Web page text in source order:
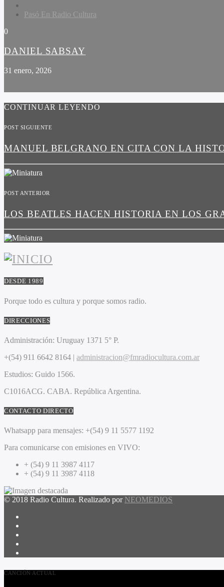
Pasó En Radio Cultura
0
DANIEL SABSAY
31 enero, 2026
CONTINUAR LEYENDO
POST SIGUIENTE
MANUEL BELGRANO EN CITA CON LA
POST ANTERIOR
LOS BEATLES HACEN HISTORIA EN LOS
DESDE 1989
Porque todo es cultura y porque somos radio.
DIRECCIONES
Administración: Uruguay 1371 5° P.
+(54) 911 6642 8164 | administracion@fmradiocultura.com.ar
Estudios: Guido 1566.
C1016ACG. CABA. República Argentina.
CONTACTO DIRECTO
Whatsapp para mensajes: +(54) 9 11 5577 1192
Para comunicarse con emisiones en VIVO:
+ (54) 9 11 3987 4117
+ (54) 9 11 3987 4118
© 2018 Radio Cultura. Realizado por NEOMEDIOS
CANCIÓN ACTUAL